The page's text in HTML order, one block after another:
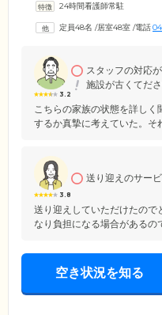
24時間看護師常駐
定員48名 /居室48室 /電話
3.2
スタッフの対応が
施設が古くてださ
こちらの家族の状態を詳し
するか真摯に考えていた。そ
3.8
送り迎えのサー
送り迎えしていただけたので
なり負担になる場合があるの
空き状況を知る